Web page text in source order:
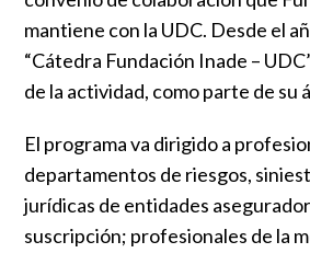
mantiene con la UDC. Desde el
“Cátedra Fundación Inade –
de la actividad, como parte de su
El programa va dirigido a
departamentos de riesgos,
jurídicas de entidades
suscripción; profesionales de la